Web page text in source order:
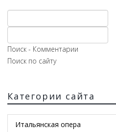
Поиск - Комментарии
Поиск по сайту
Категории сайта
Итальянская опера